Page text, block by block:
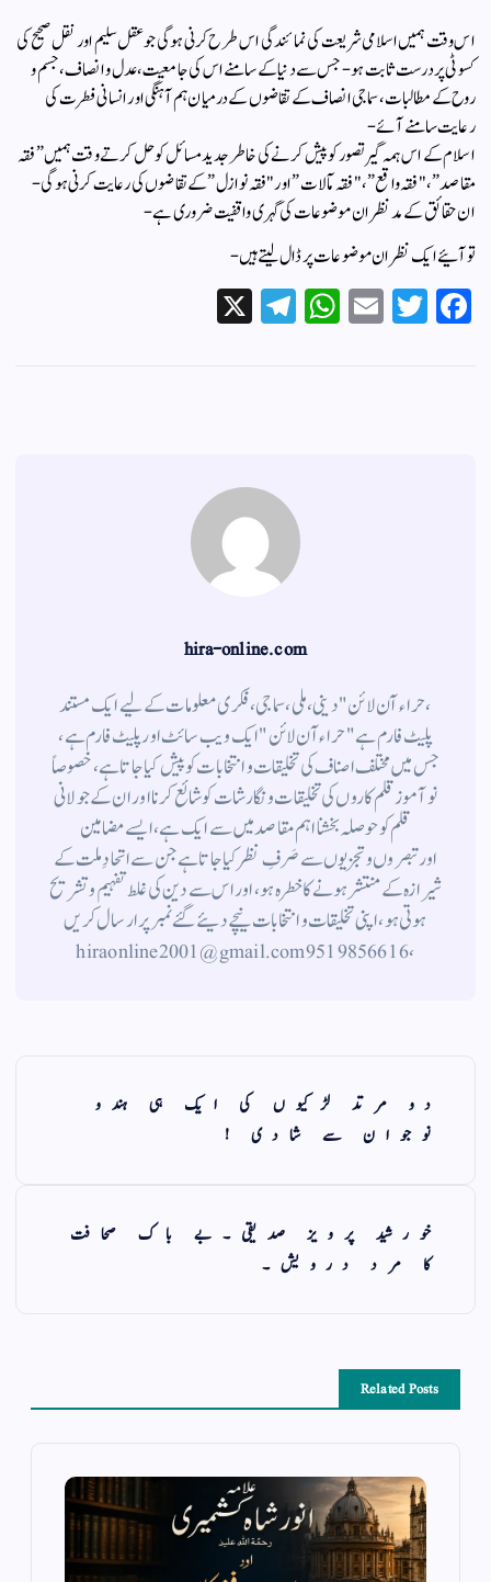
اس وقت ہمیں اسلامی شریعت کی نمائندگی اس طرح کرنی ہوگی جو عقل سلیم اور نقل صحیح کی
کسوٹی پر درست ثابت ہو- جس سے دنیا کے سامنے اس کی جامعیت، عدل و انصاف، جسم و
روح کے مطالبات، سماجی انصاف کے تقاضوں کے درمیان ہم آہنگی اور انسانی فطرت کی
رعایت سامنے آئے-
اسلام کے اس ہمہ گیر تصور کو پیش کرنے کی خاطر جدید مسائل کو حل کرتے وقت ہمیں ” فقہ
مقاصد”، "فقہ واقع”، "فقہ مآلات” اور "فقہ نوازل” کے تقاضوں کی رعایت کرنی ہوگی-
ان حقائق کے مد نظر ان موضوعات کی گہری واقفیت ضروری ہے-
تو آئیے ایک نظر ان موضوعات پر ڈال لیتے ہیں-
Fa
ce
T
wi
E
m
W
ha
Te
le
hira-online.com
،حراء آن لائن" دینی ، ملی ، سماجی ، فکری معلومات کے لیے ایک مستند
پلیٹ فارم ہے " حراء آن لائن " ایک ویب سائٹ اور پلیٹ فارم ہے ،
جس میں مختلف اصناف کی تخلیقات و انتخابات کو پیش کیا جاتا ہے ، خصوصاً
نوآموز قلم کاروں کی تخلیقات و نگارشات کو شائع کرنا اور ان کے جولانی
قلم کوحوصلہ بخشنا اہم مقاصد میں سے ایک ہے ، ایسے مضامین
اورتبصروں وتجزیوں سے صَرفِ نظر کیا جاتاہے جن سے اتحادِ ملت کے
شیرازہ کے منتشر ہونے کاخطرہ ہو ، اور اس سے دین کی غلط تفہیم وتشریح
ہوتی ہو، اپنی تخلیقات و انتخابات نیچے دیئے گئے نمبر پر ارسال کریں
، 9519856616 hiraonline2001@gmail.com
دو مرتد لڑکیوں کی ایک ہی ہندو
نوجوان سے شادی !
خورشید پرویز صدیقی۔بے باک صحافت
کا مرد درویش۔
Related Posts